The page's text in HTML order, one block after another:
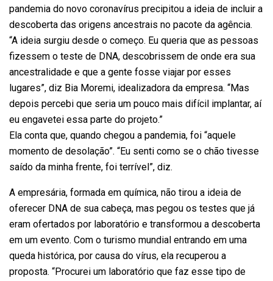
pandemia do novo coronavírus precipitou a ideia de incluir a
descoberta das origens ancestrais no pacote da agência.
“A ideia surgiu desde o começo. Eu queria que as pessoas
fizessem o teste de DNA, descobrissem de onde era sua
ancestralidade e que a gente fosse viajar por esses
lugares”, diz Bia Moremi, idealizadora da empresa. “Mas
depois percebi que seria um pouco mais difícil implantar, aí
eu engavetei essa parte do projeto.”
Ela conta que, quando chegou a pandemia, foi “aquele
momento de desolação”. “Eu senti como se o chão tivesse
saído da minha frente, foi terrível”, diz.
A empresária, formada em química, não tirou a ideia de
oferecer DNA de sua cabeça, mas pegou os testes que já
eram ofertados por laboratório e transformou a descoberta
em um evento. Com o turismo mundial entrando em uma
queda histórica, por causa do vírus, ela recuperou a
proposta. “Procurei um laboratório que faz esse tipo de